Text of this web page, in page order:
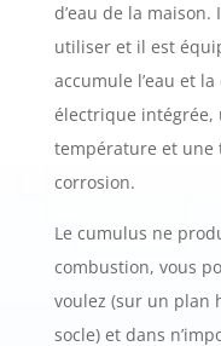
d’eau de la
utiliser et il est
accumule l’eau et
électrique
température et une
corrosion.
Le cumulus ne
combustion, vous
voulez (sur un plan
socle) et dans